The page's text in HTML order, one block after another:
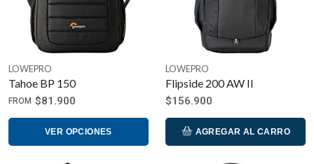
LOWEPRO
Tahoe BP 150
FROM $81.900
VER OPCIONES
LOWEPRO
Flipside 200 AW II
$156.900
AGREGAR AL CARRO